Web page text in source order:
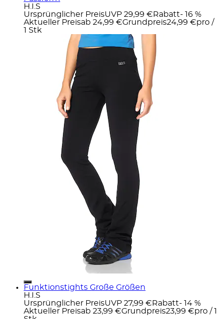
H.I.S
Ursprünglicher PreisUVP 29,99 € Rabatt- 16 %
Aktueller Preisab 24,99 €Grundpreis24,99 €pro /
1 Stk
Funktionstights Große Größen
H.I.S
Ursprünglicher PreisUVP 27,99 € Rabatt- 14 %
Aktueller Preisab 23,99 €Grundpreis23,99 €pro / 1